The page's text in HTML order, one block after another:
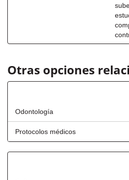
Otras opciones
Odontología
Protocolos médicos